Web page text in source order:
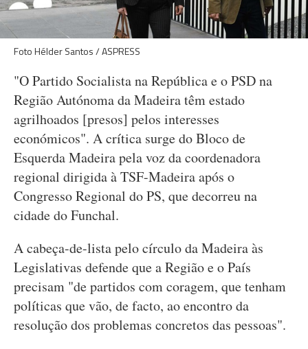
Foto Hélder Santos / ASPRESS
"O Partido Socialista na República e o PSD na
Região Autónoma da Madeira têm estado
agrilhoados [presos] pelos interesses
económicos". A crítica surge do Bloco de
Esquerda Madeira pela voz da coordenadora
regional dirigida à TSF-Madeira após o
Congresso Regional do PS, que decorreu na
cidade do Funchal.
A cabeça-de-lista pelo círculo da Madeira às
Legislativas defende que a Região e o País
precisam "de partidos com coragem, que tenham
políticas que vão, de facto, ao encontro da
resolução dos problemas concretos das pessoas".